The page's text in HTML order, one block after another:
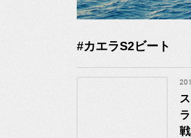
#カエラS2ビート